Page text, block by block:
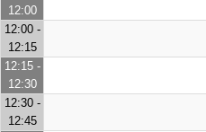
12:00
12:00 -
12:15
12:15 -
12:30
12:30 -
12:45